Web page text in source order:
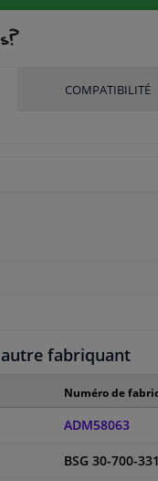
COMPATIBILITÉ
fabriquant
Numéro de
ADM58063
BSG 30-700-331